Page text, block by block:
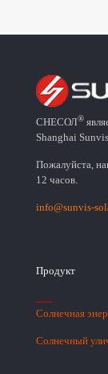
СНЕСОЛ®
Shanghai
Пожалуйста,
12 часов.
info@sunvis-
Продукт
Солнечная
Солнечный